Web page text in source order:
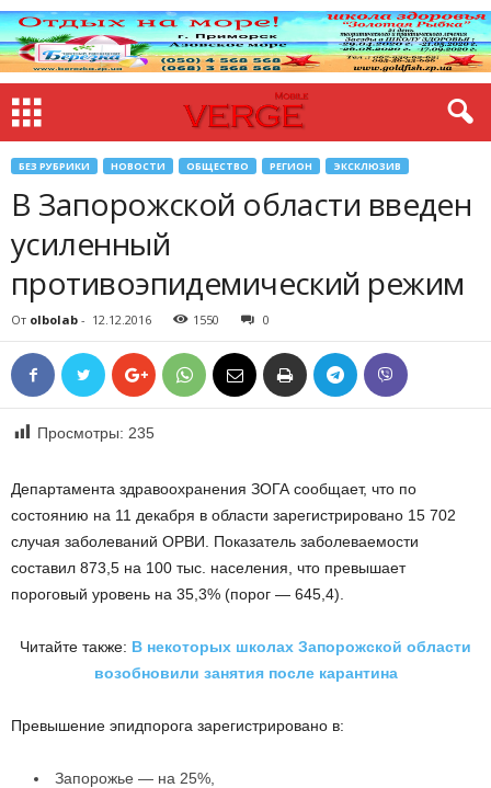
БЕЗ РУБРИКИ НОВОСТИ ОБЩЕСТВО РЕГИОН ЭКСКЛЮЗИВ
В Запорожской области введен
усиленный
противоэпидемический режим
От olbolab - 12.12.2016 1550 0
Просмотры: 235
Департамента здравоохранения ЗОГА сообщает, что по
состоянию на 11 декабря в области зарегистрировано 15 702
случая заболеваний ОРВИ. Показатель заболеваемости
составил 873,5 на 100 тыс. населения, что превышает
пороговый уровень на 35,3% (порог — 645,4).
Читайте также: В некоторых школах Запорожской области
возобновили занятия после карантина
Превышение эпидпорога зарегистрировано в:
Запорожье — на 25%,